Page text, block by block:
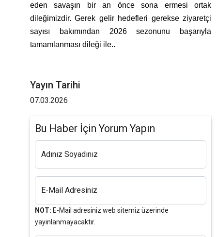
eden savaşın bir an önce sona ermesi ortak
dileğimizdir. Gerek gelir hedefleri gerekse ziyaretçi
sayısı bakımından 2026 sezonunu başarıyla
tamamlanması dileği ile..
Yayın Tarihi
07.03.2026
Bu Haber İçin Yorum Yapın
Adınız Soyadınız
E-Mail Adresiniz
NOT: E-Mail adresiniz web sitemiz üzerinde
yayınlanmayacaktır.